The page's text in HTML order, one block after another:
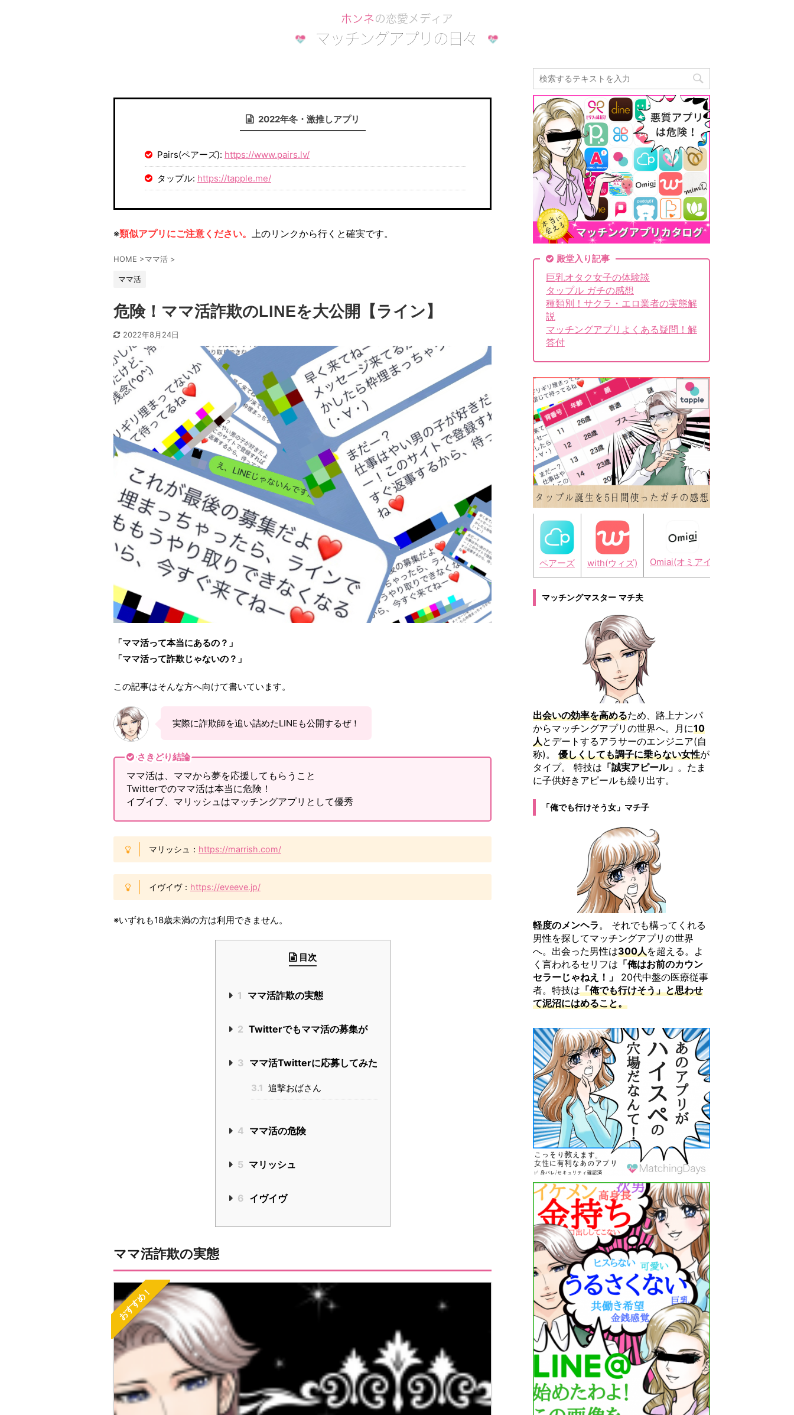
2022年冬・激推しアプリ
Pairs(ペアーズ): https://www.pairs.lv/
タップル: https://tapple.me/
※類似アプリにご注意ください。 上のリンクから行くと確実です。
HOME >ママ活 >
ママ活
危険！ママ活詐欺のLINEを大公開【ライン】
2022年8月24日
「ママ活って本当にあるの？」
「ママ活って詐欺じゃないの？」
この記事はそんな方へ向けて書いています。
実際に詐欺師を追い詰めたLINEも公開するぜ！
さきどり結論
ママ活は、ママから夢を応援してもらうこと
Twitterでのママ活は本当に危険！
イブイブ、マリッシュはマッチングアプリとして優秀
マリッシュ： https://marrish.com/
イヴイヴ： https://eveeve.jp/
※いずれも18歳未満の方は利用できません。
目次
1 ママ活詐欺の実態
2 Twitterでもママ活の募集が
3 ママ活Twitterに応募してみた
3.1 追撃おばさん
4 ママ活の危険
5 マリッシュ
6 イヴイヴ
ママ活詐欺の実態
おすすめ！
殿堂入り記事
巨乳オタク女子の体験談
タップル ガチの感想
種類別！サクラ・エロ業者の実態解
説
マッチングアプリよくある疑問！解
答付
ペアーズ with(ウィズ) Omiai(オミアイ)
マッチングマスター マチ夫
出会いの効率を高めるため、路上ナンパ
からマッチングアプリの世界へ。月に10
人とデートするアラサーのエンジニア(自
称)。 優しくしても調子に乗らない女性が
タイプ。 特技は 「誠実アピール」 。たま
に子供好きアピールも繰り出す。
「俺でも行けそう女」マチ子
軽度のメンヘラ 。 それでも構ってくれる
男性を探してマッチングアプリの世界
へ。出会った男性は300人を超える。よ
く言われるセリフは 「俺はお前のカウン
セラーじゃねえ！」
20代中盤の医療従事
者。特技は「俺でも行けそう」と思わせ
て泥沼にはめること。